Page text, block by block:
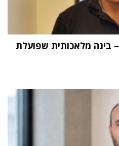
"העתיד הוא Physical AI – בינה מלאכותית שפועלת